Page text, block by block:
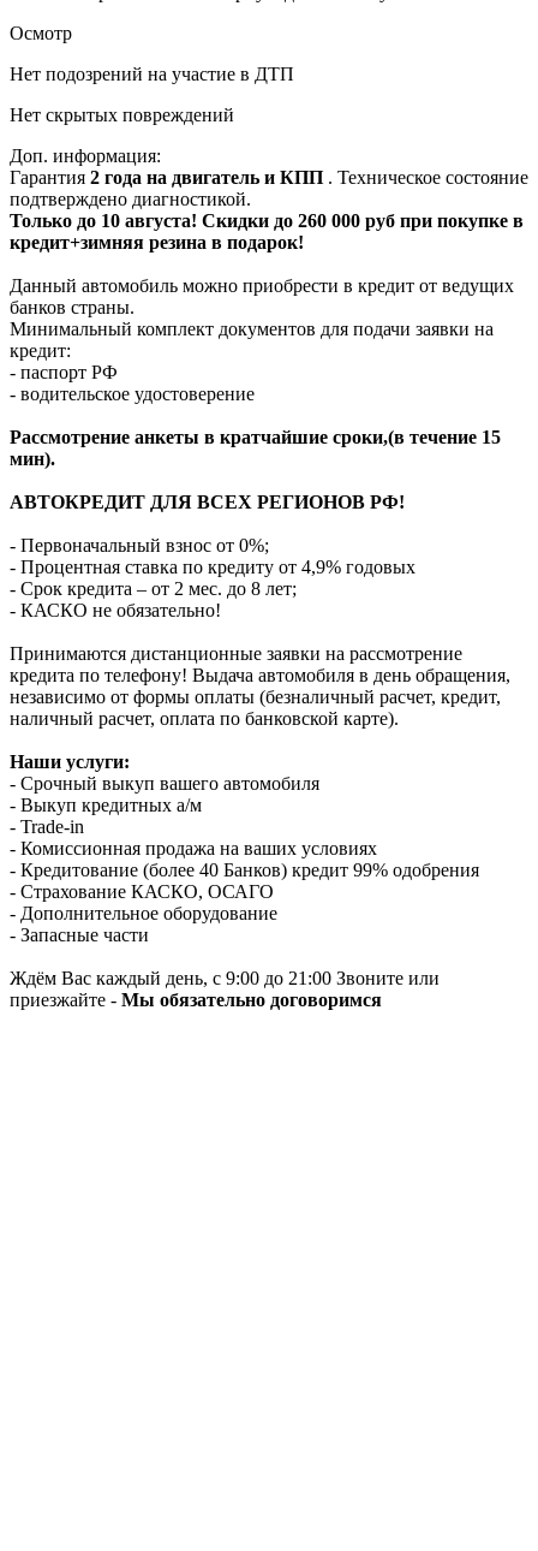
Осмотр
Нет подозрений на участие в ДТП
Нет скрытых повреждений
Доп. информация:
Гарантия 2 года на двигатель и КПП . Техническое состояние
подтверждено диагностикой.
Только до 10 августа! Скидки до 260 000 руб при покупке в
кредит+зимняя резина в подарок!
Данный автомобиль можно приобрести в кредит от ведущих
банков страны.
Минимальный комплект документов для подачи заявки на
кредит:
- паспорт РФ
- водительское удостоверение
Рассмотрение анкеты в кратчайшие сроки,(в течение 15
мин).
АВТОКРЕДИТ ДЛЯ ВСЕХ РЕГИОНОВ РФ!
- Первоначальный взнос от 0%;
- Процентная ставка по кредиту от 4,9% годовых
- Срок кредита – от 2 мес. до 8 лет;
- КАСКО не обязательно!
Принимаются дистанционные заявки на рассмотрение
кредита по телефону! Выдача автомобиля в день обращения,
независимо от формы оплаты (безналичный расчет, кредит,
наличный расчет, оплата по банковской карте).
Наши услуги:
- Срочный выкуп вашего автомобиля
- Выкуп кредитных а/м
- Trade-in
- Комиссионная продажа на ваших условиях
- Кредитование (более 40 Банков) кредит 99% одобрения
- Страхование КАСКО, ОСАГО
- Дополнительное оборудование
- Запасные части
Ждём Вас каждый день, с 9:00 до 21:00 Звоните или
приезжайте - Мы обязательно договоримся